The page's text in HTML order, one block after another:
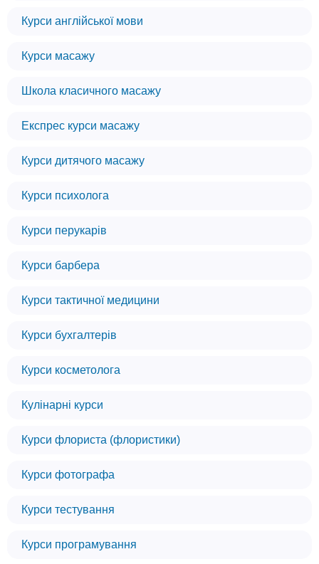
Курси англійської мови
Курси масажу
Школа класичного масажу
Експрес курси масажу
Курси дитячого масажу
Курси психолога
Курси перукарів
Курси барбера
Курси тактичної медицини
Курси бухгалтерів
Курси косметолога
Кулінарні курси
Курси флориста (флористики)
Курси фотографа
Курси тестування
Курси програмування